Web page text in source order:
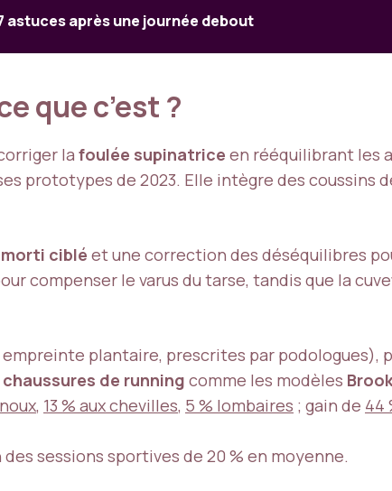
astuces après une journée debout
que c’est ?
la foulée supinatrice en rééquilibrant les
prototypes de 2023. Elle intègre des coussins
ciblé et une correction des déséquilibres
compenser le varus du tarse, tandis que la
plantaire, prescrites par podologues),
chaussures de running comme les modèles
, 13 % aux chevilles, 5 % lombaires ; gain de 44
sessions sportives de 20 % en moyenne.